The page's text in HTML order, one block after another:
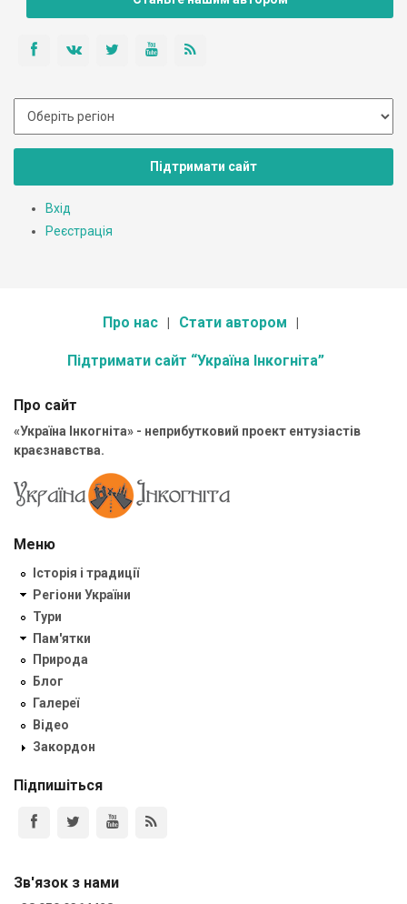
Підтримати сайт
Вхід
Реєстрація
Про нас Стати автором
Підтримати сайт “Україна Інкогніта”
Про сайт
«Україна Інкогніта» - неприбутковий проект ентузіастів
краєзнавства.
Меню
Історія і традиції
Регіони України
Тури
Пам'ятки
Природа
Блог
Галереї
Відео
Закордон
Підпишіться
Зв'язок з нами